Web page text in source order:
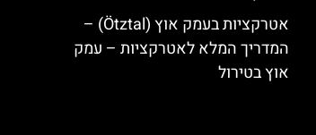
אטרקציות בעמק אוץ (Ötztal) –
המדריך המלא לאטרקציות – עמק
אוץ בטירול